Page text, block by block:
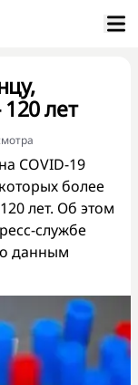
лет
COVID-19
более
лет. Об этом
службе
данным